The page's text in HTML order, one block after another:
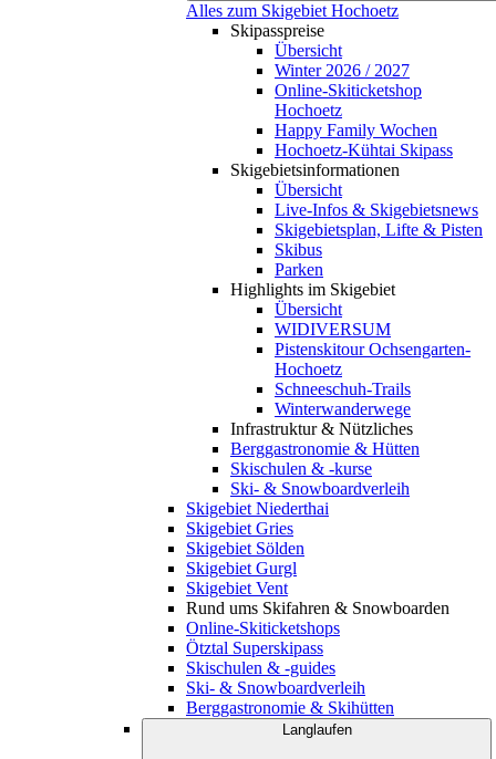
Alles zum Skigebiet Hochoetz
Skipasspreise
Übersicht
Winter 2026 / 2027
Online-Skiticketshop
Hochoetz
Happy Family Wochen
Hochoetz-Kühtai Skipass
Skigebietsinformationen
Übersicht
Live-Infos & Skigebietsnews
Skigebietsplan, Lifte & Pisten
Skibus
Parken
Highlights im Skigebiet
Übersicht
WIDIVERSUM
Pistenskitour Ochsengarten-
Hochoetz
Schneeschuh-Trails
Winterwanderwege
Infrastruktur & Nützliches
Berggastronomie & Hütten
Skischulen & -kurse
Ski- & Snowboardverleih
Skigebiet Niederthai
Skigebiet Gries
Skigebiet Sölden
Skigebiet Gurgl
Skigebiet Vent
Rund ums Skifahren & Snowboarden
Online-Skiticketshops
Ötztal Superskipass
Skischulen & -guides
Ski- & Snowboardverleih
Berggastronomie & Skihütten
Langlaufen